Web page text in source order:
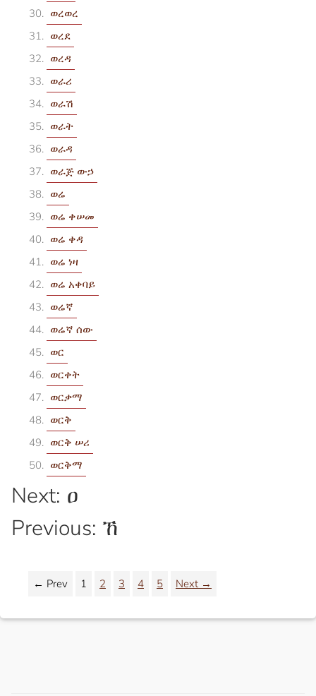
ወረወረ
ወረደ
ወረዳ
ወራሪ
ወራሽ
ወራት
ወራዳ
ወራጅ ውኃ
ወሬ
ወሬ ቀሠመ
ወሬ ቀዳ
ወሬ ነዛ
ወሬ አቀባይ
ወሬኛ
ወሬኛ ሰው
ወር
ወርቀት
ወርቃማ
ወርቅ
ወርቅ ሠሪ
ወርቅማ
Next: ዐ
Previous: ኸ
← Prev 1 2 3 4 5 Next →